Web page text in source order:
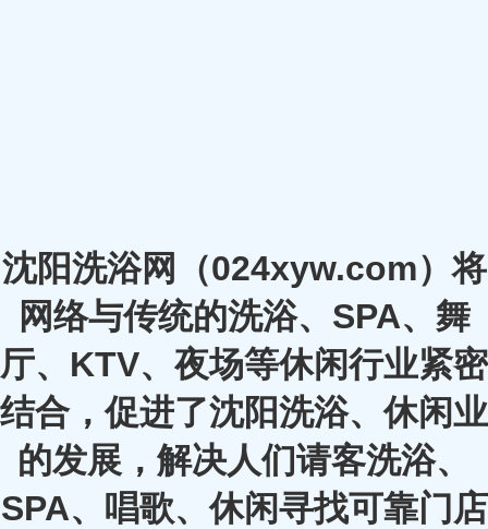
沈阳洗浴网（024xyw.com）将
网络与传统的洗浴、SPA、舞
厅、KTV、夜场等休闲行业紧密
结合，促进了沈阳洗浴、休闲业
的发展，解决人们请客洗浴、
SPA、唱歌、休闲寻找可靠门店